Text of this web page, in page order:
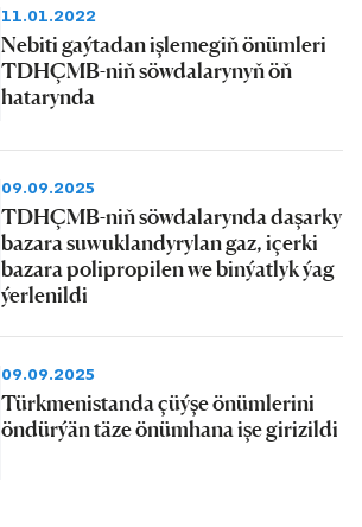
11.01.2022
Nebiti gaýtadan işlemegiň önümleri
TDHÇMB-niň söwdalarynyň öň
hatarynda
09.09.2025
TDHÇMB-niň söwdalarynda daşarky
bazara suwuklandyrylan gaz, içerki
bazara polipropilen we binýatlyk ýag
ýerlenildi
09.09.2025
Türkmenistanda çüýşe önümlerini
öndürýän täze önümhana işe girizildi